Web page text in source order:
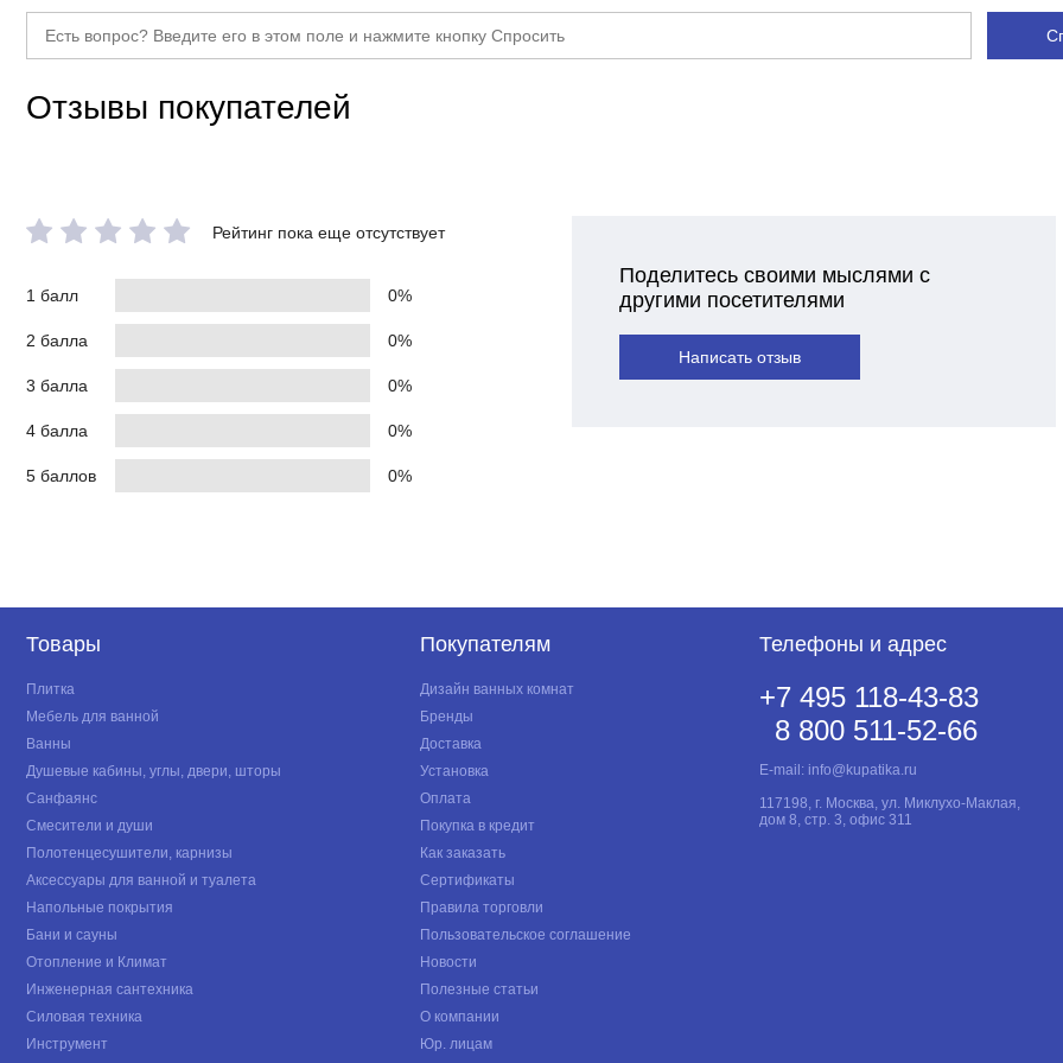
Отзывы покупателей
Рейтинг пока еще отсутствует
1 балл 0%
2 балла 0%
3 балла 0%
4 балла 0%
5 баллов 0%
Поделитесь своими мыслями с
другими посетителями
Написать отзыв
Товары
Плитка
Мебель для ванной
Ванны
Душевые кабины, углы, двери, шторы
Санфаянс
Смесители и души
Полотенцесушители, карнизы
Аксессуары для ванной и туалета
Напольные покрытия
Бани и сауны
Отопление и Климат
Инженерная сантехника
Силовая техника
Инструмент
Покупателям
Дизайн ванных комнат
Бренды
Доставка
Установка
Оплата
Покупка в кредит
Как заказать
Сертификаты
Правила торговли
Пользовательское соглашение
Новости
Полезные статьи
О компании
Юр. лицам
Телефоны и адрес
+7 495 118-43-83
8 800 511-52-66
E-mail: info@kupatika.ru
117198, г. Москва, ул. Миклухо-Маклая,
дом 8, стр. 3, офис 311